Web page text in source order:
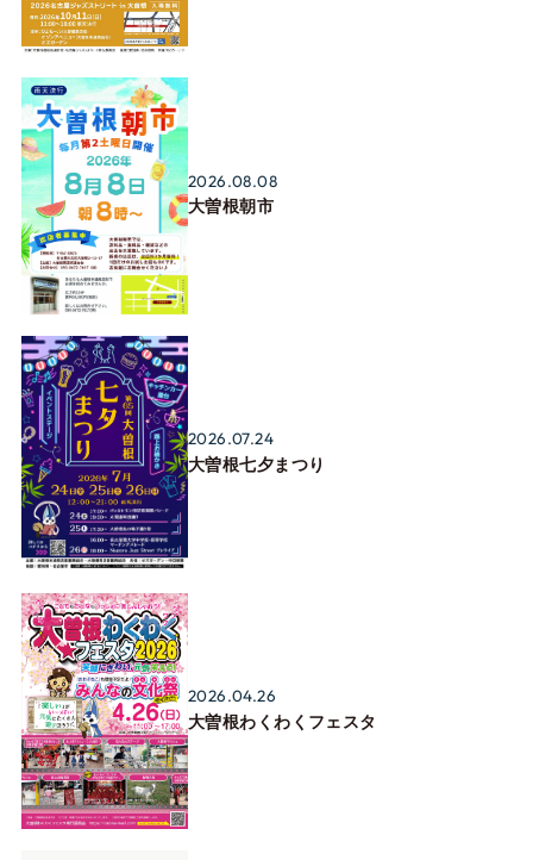
2026.08.08
大曽根朝市
2026.07.24
大曽根七夕まつり
2026.04.26
大曽根わくわくフェスタ